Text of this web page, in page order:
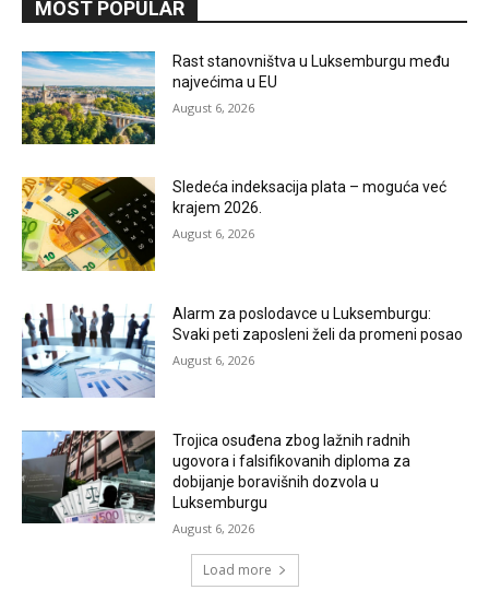
MOST POPULAR
Rast stanovništva u Luksemburgu među
najvećima u EU
August 6, 2026
Sledeća indeksacija plata – moguća već
krajem 2026.
August 6, 2026
Alarm za poslodavce u Luksemburgu:
Svaki peti zaposleni želi da promeni posao
August 6, 2026
Trojica osuđena zbog lažnih radnih
ugovora i falsifikovanih diploma za
dobijanje boravišnih dozvola u
Luksemburgu
August 6, 2026
Load more